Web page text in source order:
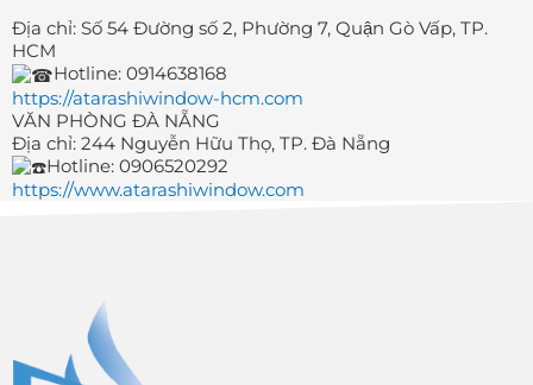
Địa chỉ: Số 54 Đường số 2, Phường 7, Quận Gò Vấp, TP.
HCM
Hotline: 0914638168
https://atarashiwindow-hcm.com
VĂN PHÒNG ĐÀ NẴNG
Địa chỉ: 244 Nguyễn Hữu Thọ, TP. Đà Nẵng
Hotline: 0906520292
https://www.atarashiwindow.com